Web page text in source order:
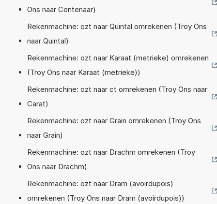
Ons naar Centenaar)
Rekenmachine: ozt naar Quintal omrekenen (Troy Ons
naar Quintal)
Rekenmachine: ozt naar Karaat (metrieke) omrekenen
(Troy Ons naar Karaat (metrieke))
Rekenmachine: ozt naar ct omrekenen (Troy Ons naar
Carat)
Rekenmachine: ozt naar Grain omrekenen (Troy Ons
naar Grain)
Rekenmachine: ozt naar Drachm omrekenen (Troy
Ons naar Drachm)
Rekenmachine: ozt naar Dram (avoirdupois)
omrekenen (Troy Ons naar Dram (avoirdupois))